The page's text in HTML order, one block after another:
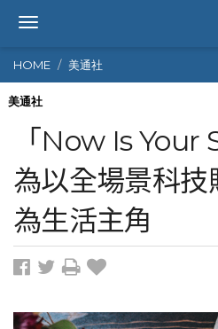
T
g
g
l
v
i
g
a
t
HOME 美通社
美通社
「Now Is Your
為以全場景科
為生活主角